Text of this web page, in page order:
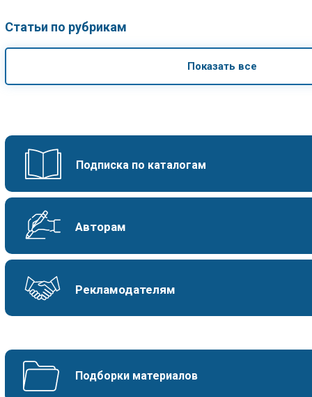
Статьи по рубрикам
Показать все
Подписка по каталогам
Авторам
Рекламодателям
Подборки материалов